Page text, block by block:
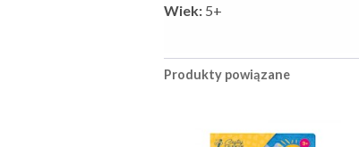
Wiek:5+
Produkty powiązane